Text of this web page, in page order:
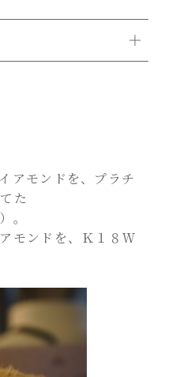
アモンドを、プラチ
た
。
モンドを、Ｋ１８Ｗ